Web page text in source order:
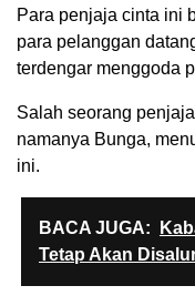
Para penjaja cinta ini
para pelanggan
terdengar menggoda
Salah seorang
namanya Bunga,
ini.
BACA JUGA:
Tetap Akan